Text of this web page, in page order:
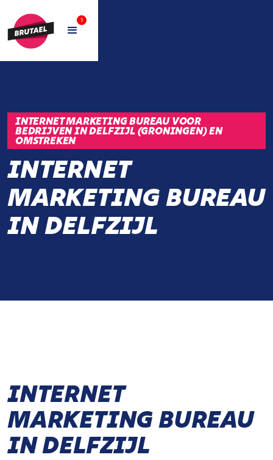
1
INTERNET MARKETING BUREAU VOOR
BEDRIJVEN IN DELFZIJL (GRONINGEN) EN
OMSTREKEN
INTERNET
MARKETING BUREAU
IN DELFZIJL
INTERNET
MARKETING BUREAU
IN DELFZIJL